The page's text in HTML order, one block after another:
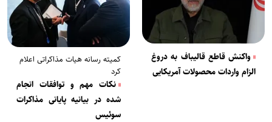
واکنش قاطع قالیباف به دروغ
الزام واردات محصولات آمریکایی
کمیته رسانه هیات مذاکراتی اعلام
کرد
نکات مهم و توافقات انجام
شده در بیانیه پایانی مذاکرات
سوئیس